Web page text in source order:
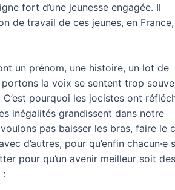
fort d’une jeunesse engagée. Il
de travail de ces jeunes, en
un prénom, une histoire, un lot de
la voix se sentent trop
C’est pourquoi les jocistes ont
inégalités grandissent dans notre
pas baisser les bras, faire le
d’autres, pour qu’enfin chacun·e
pour qu’un avenir meilleur soit
: